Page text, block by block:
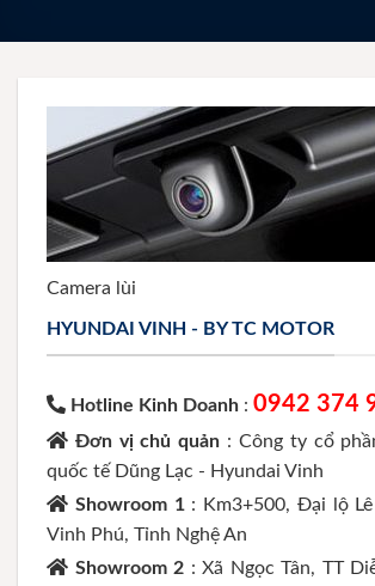
Camera lùi
HYUNDAI VINH - BY TC MOTOR
Hotline Kinh Doanh : 0942 374
Đơn vị chủ quản : Công ty cổ
quốc tế Dũng Lạc - Hyundai Vinh
Showroom 1 : Km3+500, Đại lộ
Vinh Phú, Tỉnh Nghệ An
Showroom 2 : Xã Ngọc Tân, TT